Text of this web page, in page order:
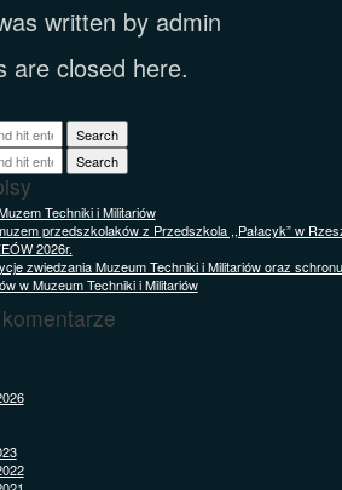
written by admin
are closed here.
Search
Search
Techniki i Militariów
przedszkolaków z Przedszkola ,,Pałacyk” w
2026r.
zwiedzania Muzeum Techniki i Militariów oraz
w Muzeum Techniki i Militariów